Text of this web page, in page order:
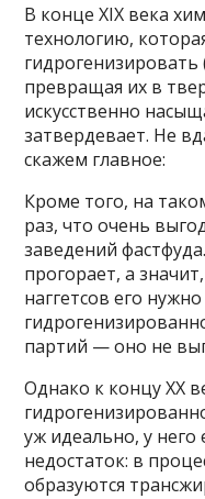
В конце XIX века
технологию,
превращая их в
искусственно
затвердевает. Не
скажем главное:
Кроме того, на
раз, что очень
заведений
прогорает, а
наггетсов его
партий — оно не
Однако к концу XX
уж идеально, у
недостаток: в
образуются